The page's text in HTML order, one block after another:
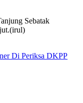
Sebatak
Di Periksa DKPP